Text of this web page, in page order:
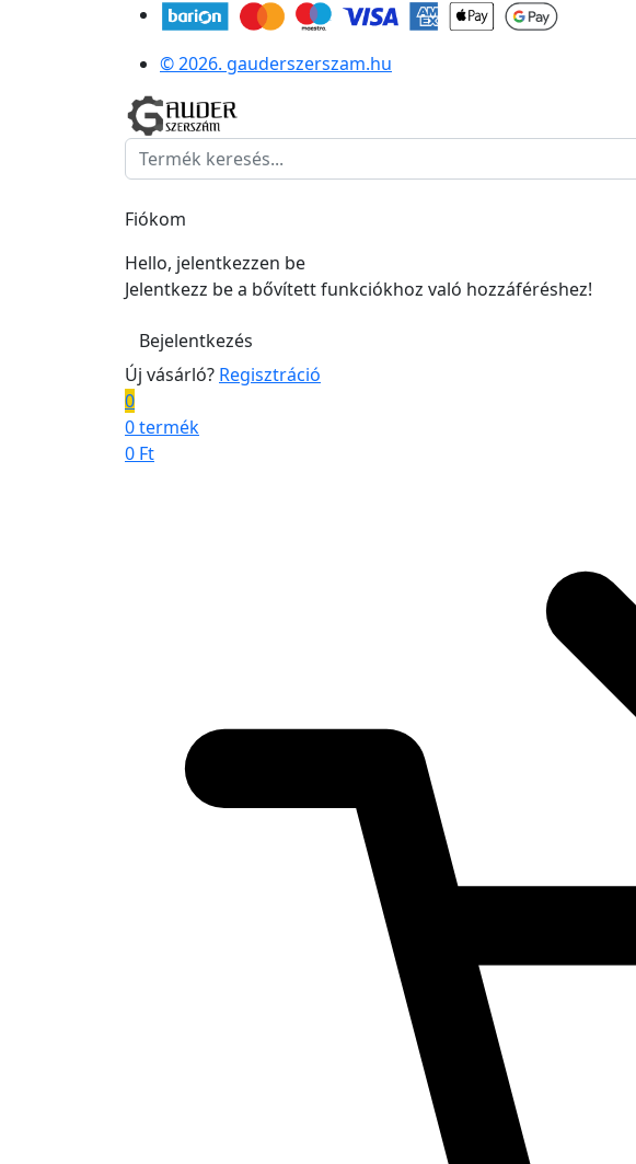
© 2026. gauderszerszam.hu
Fiókom
Hello, jelentkezzen be
Jelentkezz be a bővített funkciókhoz való hozzáféréshez!
Bejelentkezés
Új vásárló? Regisztráció
0
0 termék
0 Ft